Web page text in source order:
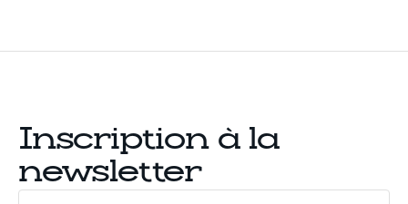
Inscription à la
newsletter
Votre